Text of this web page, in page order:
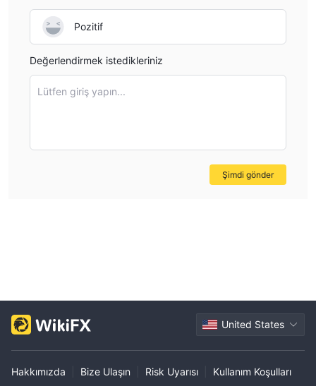
Pozitif
Değerlendirmek istedikleriniz
Lütfen giriş yapın...
Şimdi gönder
United States
Hakkımızda Bize Ulaşın Risk Uyarısı Kullanım Koşulları